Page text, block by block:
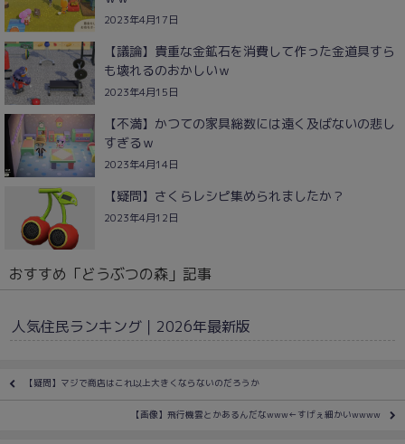
2023年4月17日
【議論】貴重な金鉱石を消費して作った金道具すら
も壊れるのおかしいｗ
2023年4月15日
【不満】かつての家具総数には遠く及ばないの悲し
すぎるｗ
2023年4月14日
【疑問】さくらレシピ集められましたか？
2023年4月12日
おすすめ「どうぶつの森」記事
人気住民ランキング｜2026年最新版
【疑問】マジで商店はこれ以上大きくならないのだろうか
【画像】飛行機雲とかあるんだなwww←すげぇ細かいwwww